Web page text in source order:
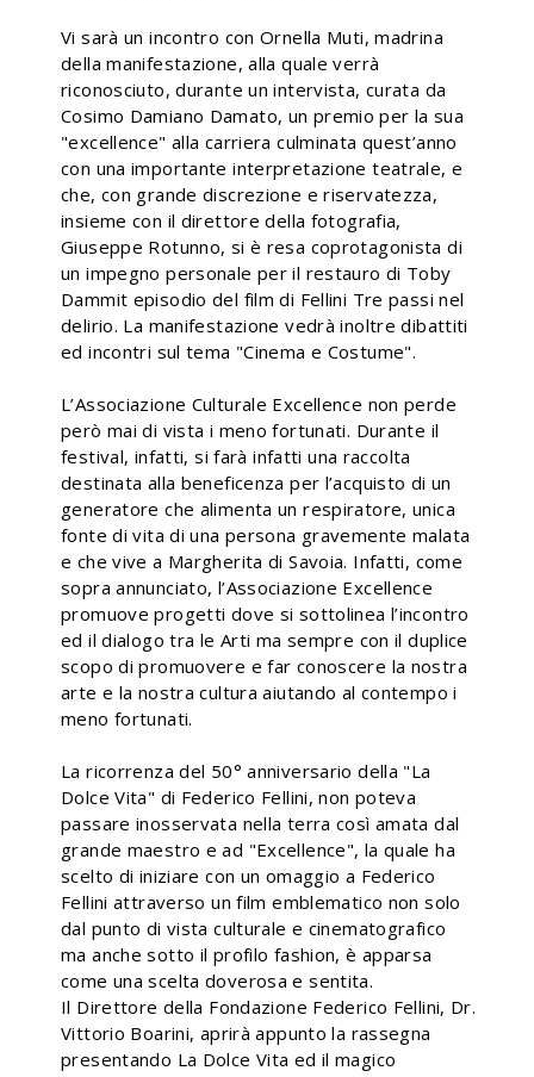
Vi sarà un incontro con Ornella Muti, madrina
della manifestazione, alla quale verrà
riconosciuto, durante un intervista, curata da
Cosimo Damiano Damato, un premio per la sua
"excellence" alla carriera culminata quest’anno
con una importante interpretazione teatrale, e
che, con grande discrezione e riservatezza,
insieme con il direttore della fotografia,
Giuseppe Rotunno, si è resa coprotagonista di
un impegno personale per il restauro di Toby
Dammit episodio del film di Fellini Tre passi nel
delirio. La manifestazione vedrà inoltre dibattiti
ed incontri sul tema "Cinema e Costume".
L’Associazione Culturale Excellence non perde
però mai di vista i meno fortunati. Durante il
festival, infatti, si farà infatti una raccolta
destinata alla beneficenza per l’acquisto di un
generatore che alimenta un respiratore, unica
fonte di vita di una persona gravemente malata
e che vive a Margherita di Savoia. Infatti, come
sopra annunciato, l’Associazione Excellence
promuove progetti dove si sottolinea l’incontro
ed il dialogo tra le Arti ma sempre con il duplice
scopo di promuovere e far conoscere la nostra
arte e la nostra cultura aiutando al contempo i
meno fortunati.
La ricorrenza del 50° anniversario della "La
Dolce Vita" di Federico Fellini, non poteva
passare inosservata nella terra così amata dal
grande maestro e ad "Excellence", la quale ha
scelto di iniziare con un omaggio a Federico
Fellini attraverso un film emblematico non solo
dal punto di vista culturale e cinematografico
ma anche sotto il profilo fashion, è apparsa
come una scelta doverosa e sentita.
Il Direttore della Fondazione Federico Fellini, Dr.
Vittorio Boarini, aprirà appunto la rassegna
presentando La Dolce Vita ed il magico